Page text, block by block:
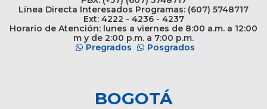
Línea Directa Interesados Programas: (607) 5748717
Ext: 4222 - 4236 - 4237
Horario de Atención: lunes a viernes de 8:00 a.m. a 12:00
m y de 2:00 p.m. a 7:00 p.m.
Pregrados
Posgrados
BOGOTÁ